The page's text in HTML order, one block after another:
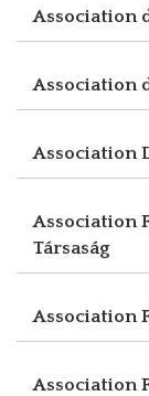
Association
Association
Association
Association
Társaság
Association
Association